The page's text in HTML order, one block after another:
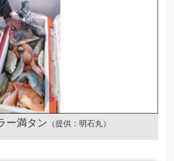
ー満タン （提供：明石丸）